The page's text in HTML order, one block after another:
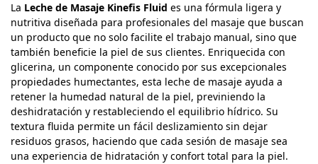
La Leche de Masaje Kinefis Fluid es una fórmula ligera y
nutritiva diseñada para profesionales del masaje que buscan
un producto que no solo facilite el trabajo manual, sino que
también beneficie la piel de sus clientes. Enriquecida con
glicerina, un componente conocido por sus excepcionales
propiedades humectantes, esta leche de masaje ayuda a
retener la humedad natural de la piel, previniendo la
deshidratación y restableciendo el equilibrio hídrico. Su
textura fluida permite un fácil deslizamiento sin dejar
residuos grasos, haciendo que cada sesión de masaje sea
una experiencia de hidratación y confort total para la piel.